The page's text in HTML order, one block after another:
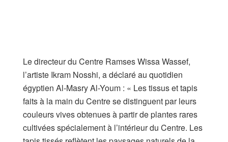
Le directeur du Centre Ramses Wissa Wassef,
l’artiste Ikram Nosshi, a déclaré au quotidien
égyptien Al-Masry Al-Youm : « Les tissus et tapis
faits à la main du Centre se distinguent par leurs
couleurs vives obtenues à partir de plantes rares
cultivées spécialement à l’intérieur du Centre. Les